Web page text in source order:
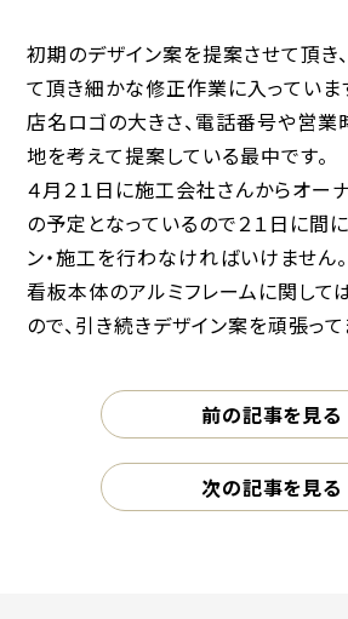
初期のデザイン案を提案させて頂き
て頂き細かな修正作業に入っていま
店名ロゴの大きさ、電話番号や営業
地を考えて提案している最中です。
４月２１日に施工会社さんからオー
の予定となっているので２１日に間
ン・施工を行わなければいけません。
看板本体のアルミフレームに関して
ので、引き続きデザイン案を頑張って
前の記事を見る
次の記事を見る